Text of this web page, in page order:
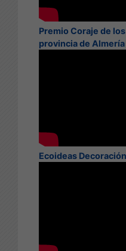
Premio Coraje de
provincia de
Ecoideas